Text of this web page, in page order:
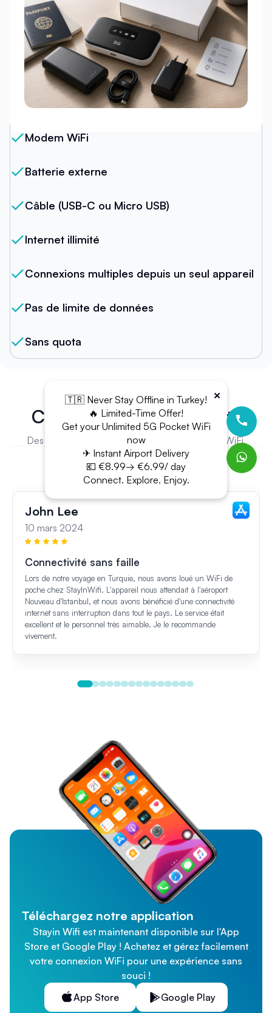
Notre forfait
Modem WiFi
Batterie externe
Câble (USB-C ou Micro USB)
Internet illimité
Connexions multiples depuis un seul appareil
Pas de limite de données
Sans quota
Ce que disent nos clients
Des milliers de clients font confiance à Stay In WiFi.
John Lee
10 mars 2024
Connectivité sans faille
Lors de notre voyage en Turquie, nous avons loué un WiFi de
poche chez StayInWifi. L'appareil nous attendait à l'aéroport
Nouveau d'Istanbul, et nous avons bénéficié d'une connectivité
internet sans interruption dans tout le pays. Le service était
excellent et le personnel très aimable. Je le recommande
vivement.
Téléchargez notre application
Stayin Wifi est maintenant disponible sur l'App
Store et Google Play ! Achetez et gérez facilement
votre connexion WiFi pour une expérience sans
souci !
App Store
Google Play
×
🇹🇷 Never Stay Offline in Turkey!
🔥 Limited-Time Offer!
Get your Unlimited 5G Pocket WiFi
now
✈ Instant Airport Delivery
💶 €8.99→ €6.99/ day
Connect. Explore. Enjoy.